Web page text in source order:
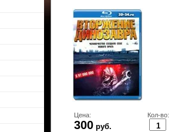
Цена:
300 руб.
Кол-во: